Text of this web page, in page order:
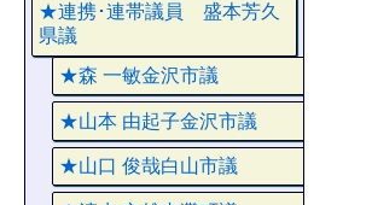
★連携･連帯議員 盛本芳久
県議
★森 一敏金沢市議
★山本 由起子金沢市議
★山口 俊哉白山市議